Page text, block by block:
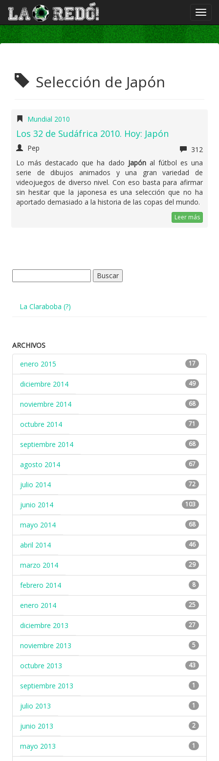
Selección de Japón
Mundial 2010
Los 32 de Sudáfrica 2010. Hoy: Japón
Pep
312
Lo más destacado que ha dado Japónal fútbol es una
serie de dibujos animados y una gran variedad de
videojuegos de diverso nivel. Con eso basta para afirmar
sin hesitar que la japonesa es una selección que no ha
aportado demasiado a la historia de las copas del mundo.
Leer más
La Claraboba (?)
ARCHIVOS
enero 2015
17
diciembre 2014 49
noviembre 2014 68
octubre 2014 71
septiembre 2014 68
agosto 2014 67
julio 2014 72
junio 2014 103
mayo 2014 68
abril 2014 46
marzo 2014 29
febrero 2014 8
enero 2014 25
diciembre 2013 27
noviembre 2013 5
octubre 2013 43
septiembre 2013 1
julio 2013 1
junio 2013 2
mayo 2013 1